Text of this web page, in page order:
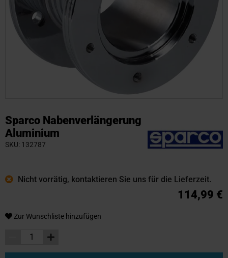
Sparco Nabenverlängerung
Aluminium
SKU 132787
Nicht vorrätig, kontaktieren Sie uns für die Lieferzeit.
114,99 €
Zur Wunschliste hinzufügen
Anfang
der
Bildgalerie